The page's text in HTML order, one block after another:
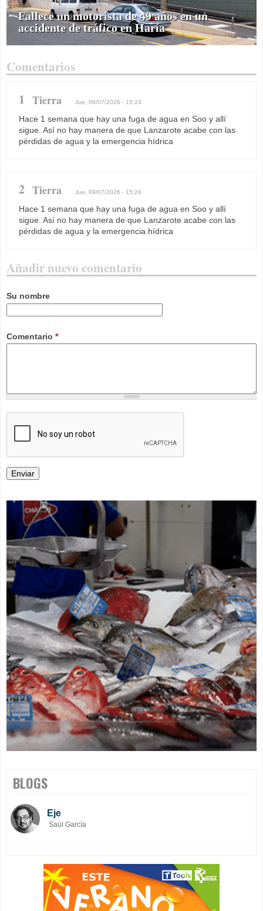
Fallece un motorista de 49 años en un
accidente de tráfico en Haría
Comentarios
1 Tierra Jue, 09/07/2026 - 15:23
Hace 1 semana que hay una fuga de agua en Soo y allí
sigue. Así no hay manera de que Lanzarote acabe con las
pérdidas de agua y la emergencia hídrica
2 Tierra Jue, 09/07/2026 - 15:24
Hace 1 semana que hay una fuga de agua en Soo y allí
sigue. Así no hay manera de que Lanzarote acabe con las
pérdidas de agua y la emergencia hídrica
Añadir nuevo comentario
Su nombre
Comentario *
BLOGS
Eje
Saúl García